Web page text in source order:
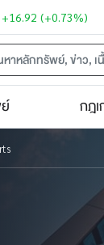
+16.92 (+0.73%)
กฎ